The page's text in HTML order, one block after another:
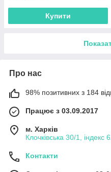
Купити
Про нас
98% позитивних з 184
Працює з 03.09.2017
м. Харків
Клочківська 30/1, індекс
Контакти